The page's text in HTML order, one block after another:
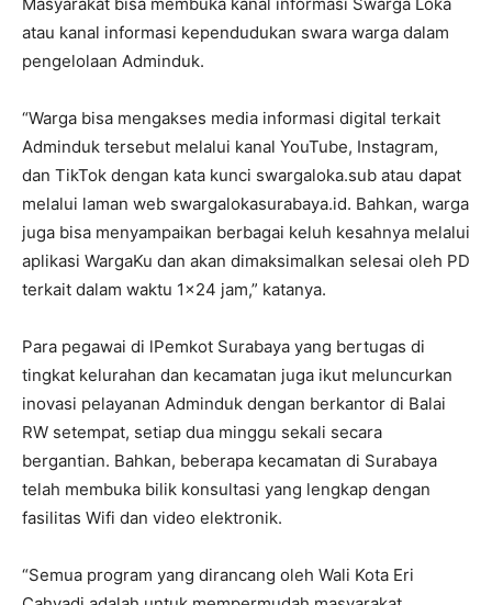
atau kanal informasi kependudukan swara warga dalam
pengelolaan Adminduk.
“Warga bisa mengakses media informasi digital terkait
Adminduk tersebut melalui kanal YouTube, Instagram,
dan TikTok dengan kata kunci swargaloka.sub atau dapat
melalui laman web swargalokasurabaya.id. Bahkan, warga
juga bisa menyampaikan berbagai keluh kesahnya melalui
aplikasi WargaKu dan akan dimaksimalkan selesai oleh PD
terkait dalam waktu 1×24 jam,” katanya.
Para pegawai di lPemkot Surabaya yang bertugas di
tingkat kelurahan dan kecamatan juga ikut meluncurkan
inovasi pelayanan Adminduk dengan berkantor di Balai
RW setempat, setiap dua minggu sekali secara
bergantian. Bahkan, beberapa kecamatan di Surabaya
telah membuka bilik konsultasi yang lengkap dengan
fasilitas Wifi dan video elektronik.
“Semua program yang dirancang oleh Wali Kota Eri